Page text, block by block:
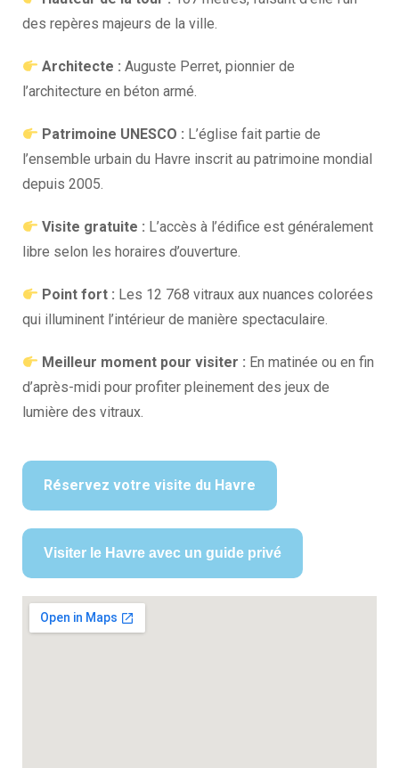
des repères majeurs de la ville.
Architecte : Auguste Perret, pionnier de
l’architecture en béton armé.
Patrimoine UNESCO : L’église fait partie de
l’ensemble urbain du Havre inscrit au patrimoine mondial
depuis 2005.
Visite gratuite : L’accès à l’édifice est généralement
libre selon les horaires d’ouverture.
Point fort : Les 12 768 vitraux aux nuances colorées
qui illuminent l’intérieur de manière spectaculaire.
Meilleur moment pour visiter : En matinée ou en fin
d’après-midi pour profiter pleinement des jeux de
lumière des vitraux.
Réservez votre visite du Havre
Visiter le Havre avec un guide privé